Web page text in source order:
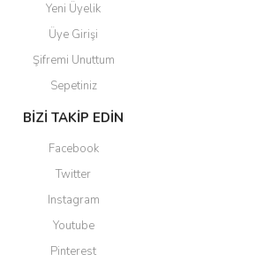
Yeni Üyelik
Üye Girişi
Şifremi Unuttum
Sepetiniz
BİZİ TAKİP EDİN
Facebook
Twitter
Instagram
Youtube
Pinterest